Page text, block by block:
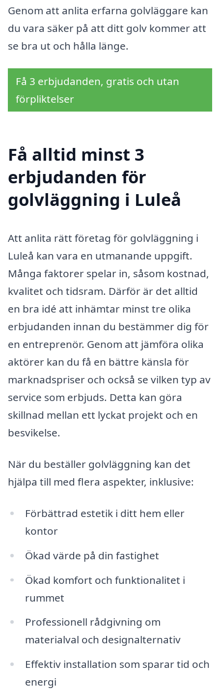
Genom att anlita erfarna golvläggare kan
du vara säker på att ditt golv kommer att
se bra ut och hålla länge.
Få 3 erbjudanden, gratis och utan
förpliktelser
Få alltid minst 3
erbjudanden för
golvläggning i Luleå
Att anlita rätt företag för golvläggning i
Luleå kan vara en utmanande uppgift.
Många faktorer spelar in, såsom kostnad,
kvalitet och tidsram. Därför är det alltid
en bra idé att inhämtar minst tre olika
erbjudanden innan du bestämmer dig för
en entreprenör. Genom att jämföra olika
aktörer kan du få en bättre känsla för
marknadspriser och också se vilken typ av
service som erbjuds. Detta kan göra
skillnad mellan ett lyckat projekt och en
besvikelse.
När du beställer golvläggning kan det
hjälpa till med flera aspekter, inklusive:
Förbättrad estetik i ditt hem eller
kontor
Ökad värde på din fastighet
Ökad komfort och funktionalitet i
rummet
Professionell rådgivning om
materialval och designalternativ
Effektiv installation som sparar tid och
energi